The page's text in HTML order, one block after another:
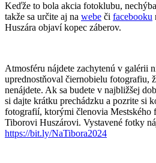
Keďže to bola akcia fotoklubu,
takže sa určite aj na webe či facebooku
Huszára objaví kopec záberov.
Atmosféru nájdete zachytenú v galérii
uprednostňoval čiernobielu fotografiu,
nenájdete. Ak sa budete v najbližšej
si dajte krátku prechádzku a pozrite si
fotografií, ktorými členovia Mestského
Tiborovi Huszárovi. Vystavené fotky
https://bit.ly/NaTibora2024